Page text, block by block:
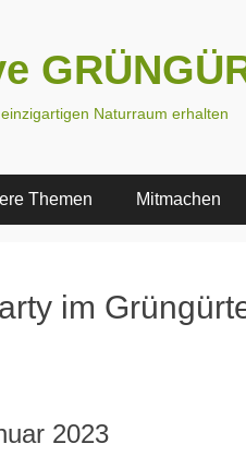
Naturraum erhalten
Themen Mitmachen
im
2023